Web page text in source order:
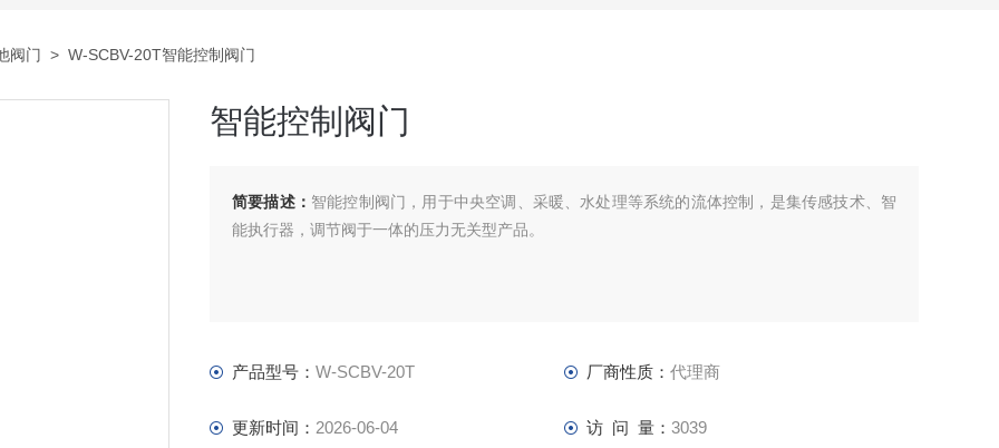
阀门 > W-SCBV-20T智能控制阀门
智能控制阀门
简要描述： 智能控制阀门，用于中央空调、采暖、水处理等系统的流体控制，是集传感技术、智
能执行器，调节阀于一体的压力无关型产品。
产品型号： W-SCBV-20T 厂商性质： 代理商
更新时间： 2026-06-04 访 问 量： 3039